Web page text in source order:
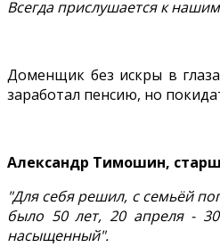
Всегда прислушается к
Доменщик без искры в
заработал пенсию, но
Александр Тимошин,
"Для себя решил, с семьёй
было 50 лет, 20 апреля -
насыщенный".